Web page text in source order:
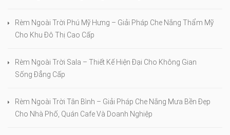
Rèm Ngoài Trời Phú Mỹ Hưng – Giải Pháp Che Nắng Thẩm Mỹ
Cho Khu Đô Thị Cao Cấp
Rèm Ngoài Trời Sala – Thiết Kế Hiện Đại Cho Không Gian
Sống Đẳng Cấp
Rèm Ngoài Trời Tân Bình – Giải Pháp Che Nắng Mưa Bền Đẹp
Cho Nhà Phố, Quán Cafe Và Doanh Nghiệp